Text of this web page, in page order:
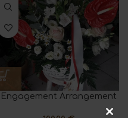
Engagement Arrangement